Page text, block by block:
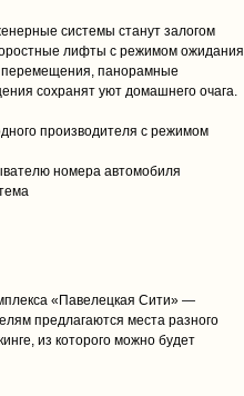
системы станут залогом
лифты с режимом ожидания
перемещения, панорамные
сохранят уют домашнего очага.
производителя с режимом
номера автомобиля
«Павелецкая Сити» —
предлагаются места разного
из которого можно будет